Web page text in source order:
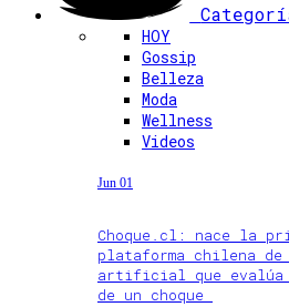
HOY
Gossip
Belleza
Moda
Wellness
Videos
Jun 01
Choque.cl: nace la
plataforma chilena
artificial que evalúa
de un choque